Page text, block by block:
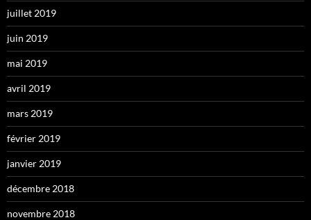
juillet 2019
juin 2019
mai 2019
avril 2019
mars 2019
février 2019
janvier 2019
décembre 2018
novembre 2018